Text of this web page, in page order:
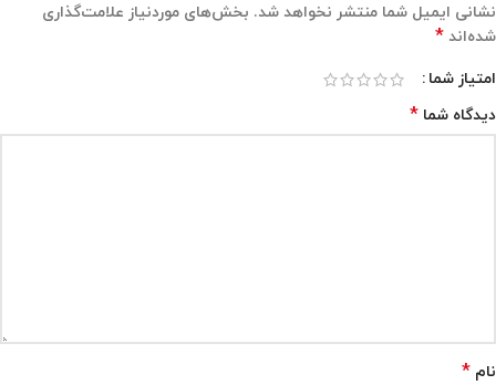
نشانی ایمیل شما منتشر نخواهد شد. بخش‌های موردنیاز علامت‌گذاری
شده‌اند *
امتیاز شما
دیدگاه شما *
نام *